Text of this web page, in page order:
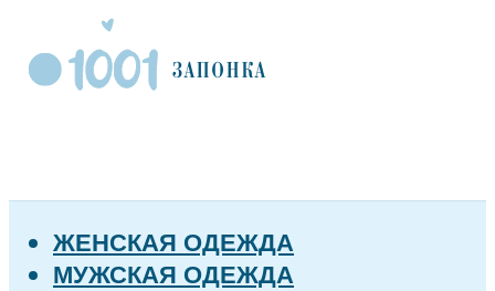
ЖЕНСКАЯ ОДЕЖДА
МУЖСКАЯ ОДЕЖДА